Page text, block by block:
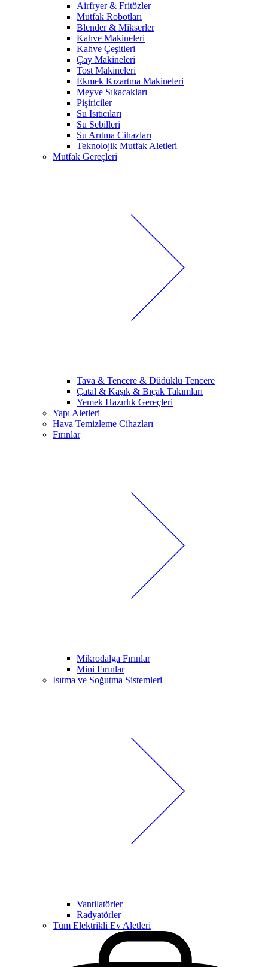
Airfryer & Fritözler
Mutfak Robotları
Blender & Mikserler
Kahve Makineleri
Kahve Çeşitleri
Çay Makineleri
Tost Makineleri
Ekmek Kızartma Makineleri
Meyve Sıkacakları
Pişiriciler
Su Isıtıcıları
Su Sebilleri
Su Arıtma Cihazları
Teknolojik Mutfak Aletleri
Mutfak Gereçleri
Tava & Tencere & Düdüklü Tencere
Çatal & Kaşık & Bıçak Takımları
Yemek Hazırlık Gereçleri
Yapı Aletleri
Hava Temizleme Cihazları
Fırınlar
Mikrodalga Fırınlar
Mini Fırınlar
Isıtma ve Soğutma Sistemleri
Vantilatörler
Radyatörler
Tüm Elektrikli Ev Aletleri